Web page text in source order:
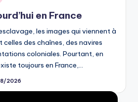
en France
les images qui viennent à
celles des chaînes, des navires
coloniales. Pourtant, en
toujours en France,…
2026